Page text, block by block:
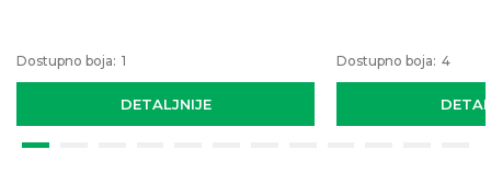
DETALJNIJE
Dostupno boja: 1 Dostupno boja: 4